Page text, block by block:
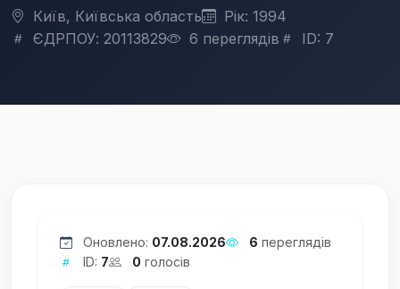
Київ, Київська область
Рік: 1994
ЄДРПОУ: 20113829
6 переглядів ID: 7
Оновлено: 07.08.2026 6 переглядів
ID: 7 0 голосів